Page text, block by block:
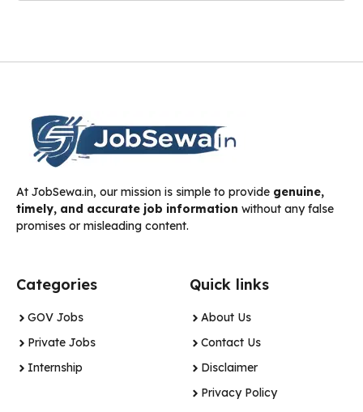
At JobSewa.in, our mission is simple to provide genuine,
timely, and accurate job information without any false
promises or misleading content.
Categories
GOV Jobs
Private Jobs
Internship
Quick links
About Us
Contact Us
Disclaimer
Privacy Policy